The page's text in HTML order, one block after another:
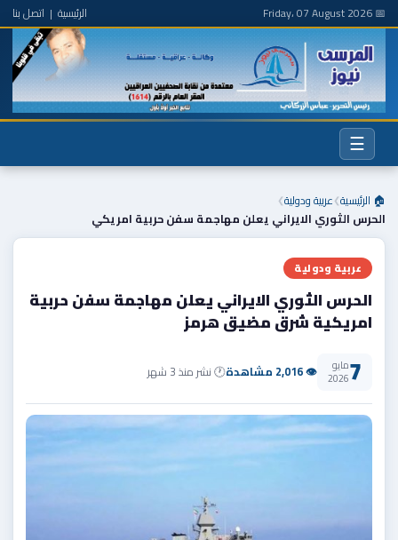
📅 Friday، 07 August 2026 الرئيسية | اتصل بنا
☰
🏠 الرئيسية❯عربية ودولية❯
الحرس الثوري الايراني يعلن مهاجمة سفن حربية امريكي
عربية ودولية
الحرس الثوري الايراني يعلن مهاجمة سفن حربية
امريكية شرق مضيق هرمز
7مايو
2026 👁 2,016 مشاهدة 🕐 نشر منذ 3 شهر